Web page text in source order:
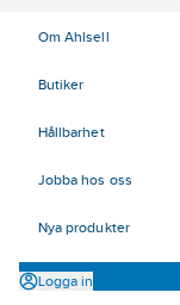
Om Ahlsell
Butiker
Hållbarhet
Jobba hos oss
Nya produkter
Logga in